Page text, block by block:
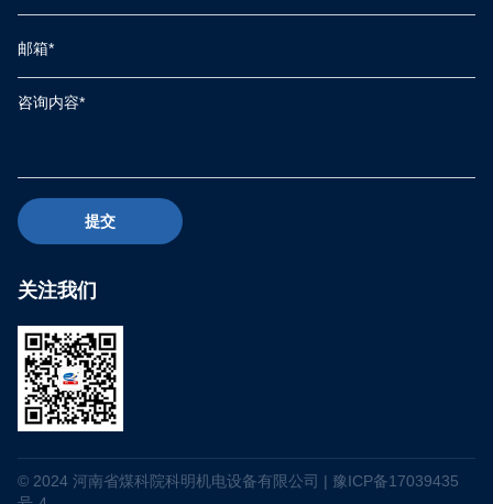
提交
关注我们
© 2024 河南省煤科院科明机电设备有限公司 | 豫ICP备17039435